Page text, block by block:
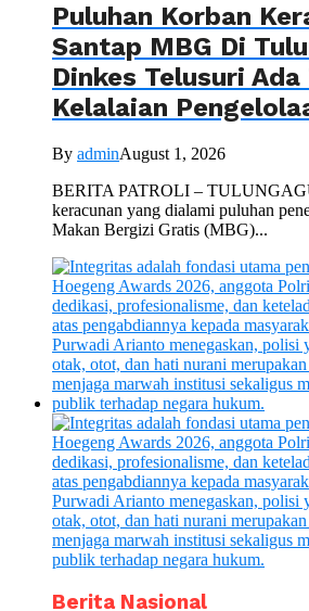
Puluhan Korban
Santap MBG Di
Dinkes Telusuri
Kelalaian
By adminAugust 1, 2026
BERITA PATROLI –
keracunan yang dialami puluhan
Makan Bergizi Gratis (MBG)...
Berita Nasional